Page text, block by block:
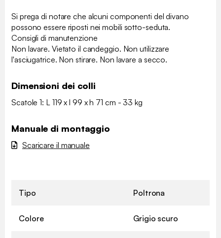
Si prega di notare che alcuni componenti del divano
possono essere riposti nei mobili sotto-seduta.
Consigli di manutenzione
Non lavare. Vietato il candeggio. Non utilizzare
l'asciugatrice. Non stirare. Non lavare a secco.
Dimensioni dei colli
Scatole 1: L 119 x l 99 x h 71 cm - 33 kg
Manuale di montaggio
Scaricare il manuale
Tipo Poltrona
Colore Grigio scuro